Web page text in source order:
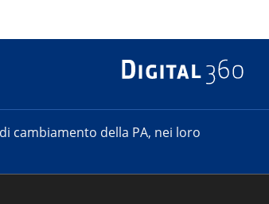
cambiamento della PA, nei loro